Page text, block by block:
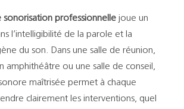
sonorisation professionnelle joue un
l’intelligibilité de la parole et la
du son. Dans une salle de réunion,
amphithéâtre ou une salle de conseil,
maîtrisée permet à chaque
clairement les interventions, quel